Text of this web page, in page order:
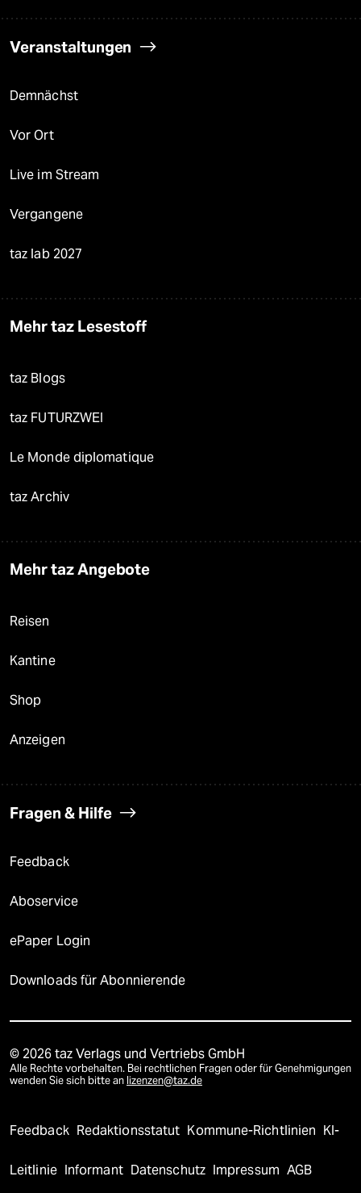
Veranstaltungen
Demnächst
Vor Ort
Live im Stream
Vergangene
taz lab 2027
Mehr taz Lesestoff
taz Blogs
taz FUTURZWEI
Le Monde diplomatique
taz Archiv
Mehr taz Angebote
Reisen
Kantine
Shop
Anzeigen
Fragen & Hilfe
Feedback
Aboservice
ePaper Login
Downloads für Abonnierende
© 2026 taz Verlags und Vertriebs GmbH
Alle Rechte vorbehalten. Bei rechtlichen Fragen oder für Genehmigungen
wenden Sie sich bitte an lizenzen@taz.de
Feedback Redaktionsstatut Kommune-Richtlinien KI-
Leitlinie Informant Datenschutz Impressum AGB